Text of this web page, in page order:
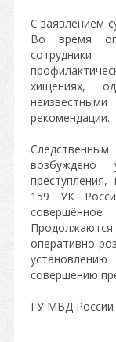
С заявлением
Во время
хищениях,
рекомендации.
возбуждено
159 УК
совершению
ГУ МВД России